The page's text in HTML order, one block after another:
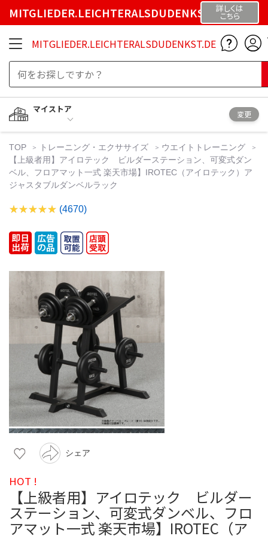
MITGLIEDER.LEICHTERALSDUDENKST.DE詳しくは
こちら
MITGLIEDER.LEICHTERALSDUDENKST.DE
マイストア
変更
TOP トレーニング・エクササイズ
ウエイトトレーニング
【上級者用】アイロテック ビルダーステーション、可変式ダン
ベル、フロアマット一式 楽天市場】IROTEC（アイロテック）ア
ジャスタブルダンベルラック
(4670)
シェア
HOT !
【上級者用】アイロテック ビルダー
ステーション、可変式ダンベル、フロ
アマット一式 楽天市場】IROTEC（ア